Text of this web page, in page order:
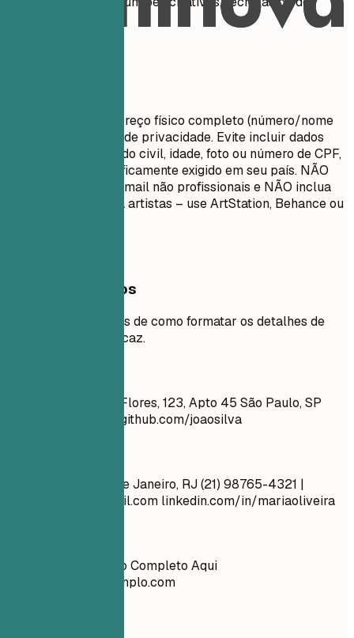
Não inclua seu endereço físico completo (número/nome
da rua) por motivos de privacidade. Evite incluir dados
pessoais como estado civil, idade, foto ou número de CPF,
a menos que especificamente exigido em seu país. NÃO
use endereços de e-mail não profissionais e NÃO inclua
links do GitHub para artistas – use ArtStation, Behance ou
Exemplos práticos
Veja exemplos claros de como formatar os detalhes de
contato de forma eficaz.
João Silva Rua das Flores, 123, Apto 45 São Paulo, SP
github.com/joaosilva
Maria Oliveira Rio de Janeiro, RJ (21) 98765-4321 |
maria.oliveira@email.com linkedin.com/in/mariaoliveira
Ana Souza Endereço Completo Aqui
EmailPessoal@exemplo.com